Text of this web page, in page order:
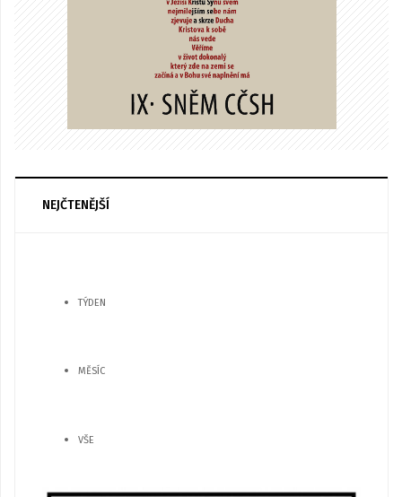
NEJČTENĚJŠÍ
TÝDEN
MĚSÍC
VŠE